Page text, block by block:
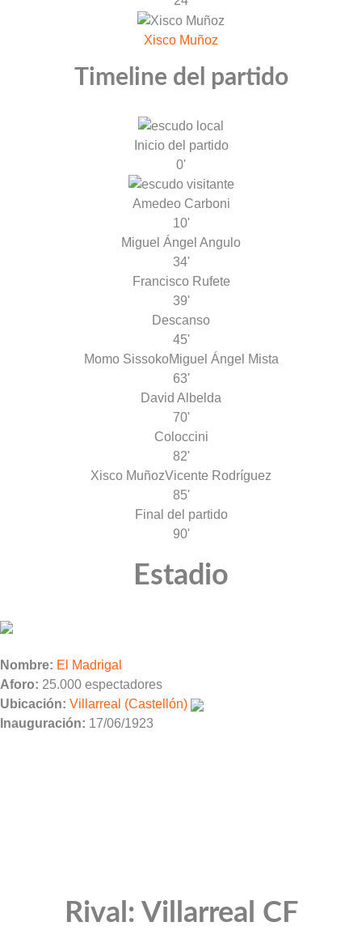
Xisco Muñoz
Timeline del partido
Inicio del partido
0'
Amedeo Carboni
10'
Miguel Ángel Angulo
34'
Francisco Rufete
39'
Descanso
45'
Momo SissokoMiguel Ángel Mista
63'
David Albelda
70'
Coloccini
82'
Xisco MuñozVicente Rodríguez
85'
Final del partido
90'
Estadio
Nombre: El Madrigal
Aforo: 25.000 espectadores
Ubicación: Villarreal (Castellón)
Inauguración: 17/06/1923
Rival: Villarreal CF